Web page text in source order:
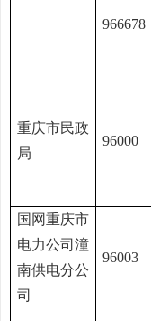
966678
重庆市民政
局
96000
国网重庆市
电力公司潼
南供电分公
司
96003